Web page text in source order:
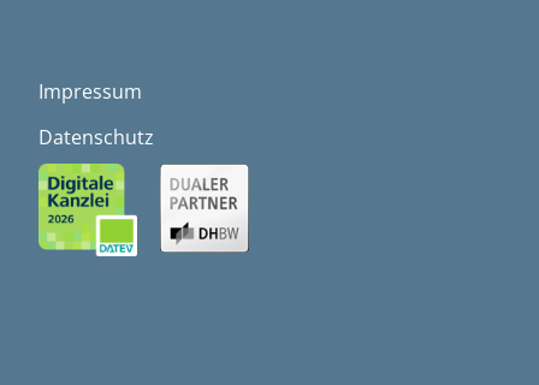
Impressum
Datenschutz